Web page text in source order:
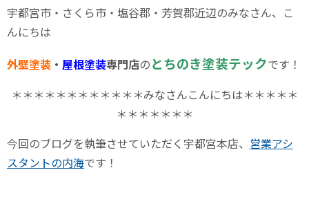
宇都宮市・さくら市・塩谷郡・芳賀郡近辺のみなさん、こ
んにちは
外壁塗装 ・ 屋根塗装専門店のとちのき塗装テックです！
＊＊＊＊＊＊＊＊＊＊＊＊みなさんこんにちは＊＊＊＊＊
＊＊＊＊＊＊＊
今回のブログを執筆させていただく宇都宮本店、 営業アシ
スタントの内海です！